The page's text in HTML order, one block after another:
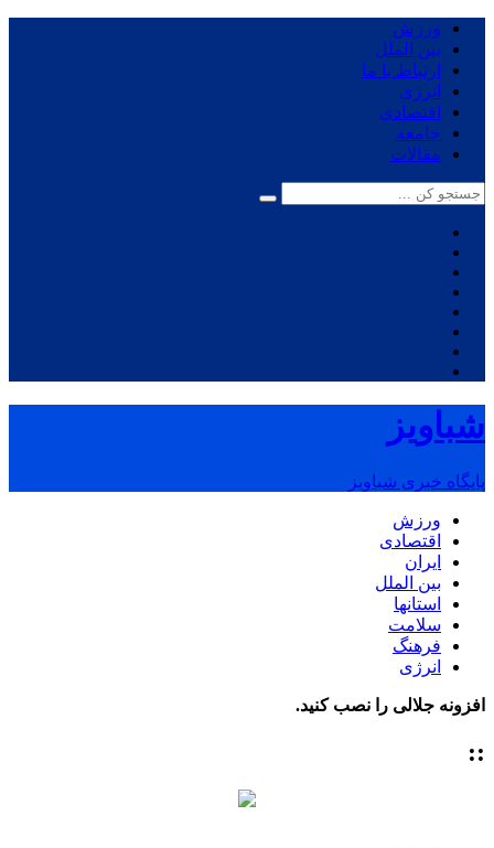
ورزش
بین الملل
ارتباط با ما
انرژی
اقتصادی
جامعه
مقالات
شباویز
پایگاه خبری شباویز
ورزش
اقتصادی
ایران
بین الملل
استانها
سلامت
فرهنگ
انرژی
افزونه جلالی را نصب کنید.
::